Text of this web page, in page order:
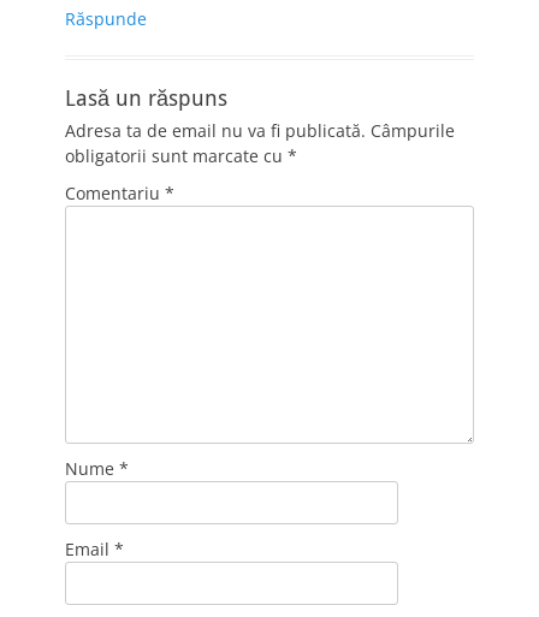
Răspunde
Lasă un răspuns
Adresa ta de email nu va fi publicată. Câmpurile
obligatorii sunt marcate cu *
Comentariu *
Nume *
Email *